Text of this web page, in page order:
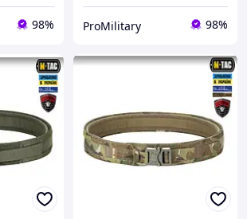
98% ProMilitary 98%